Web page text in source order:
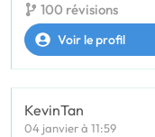
100 révisions
Voir le profil
KevinTan
04 janvier à 11:59